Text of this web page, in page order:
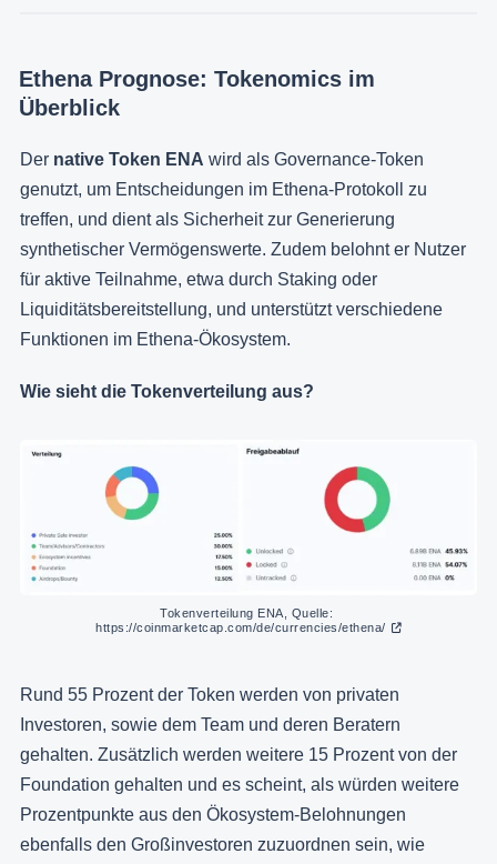
Ethena Prognose: Tokenomics im
Überblick
Der native Token ENA wird als Governance-Token
genutzt, um Entscheidungen im Ethena-Protokoll zu
treffen, und dient als Sicherheit zur Generierung
synthetischer Vermögenswerte. Zudem belohnt er Nutzer
für aktive Teilnahme, etwa durch Staking oder
Liquiditätsbereitstellung, und unterstützt verschiedene
Funktionen im Ethena-Ökosystem.
Wie sieht die Tokenverteilung aus?
https://coinmarketcap.com/de/currencies/ethena/
Rund 55 Prozent der Token werden von privaten
Investoren, sowie dem Team und deren Beratern
gehalten. Zusätzlich werden weitere 15 Prozent von der
Foundation gehalten und es scheint, als würden weitere
Prozentpunkte aus den Ökosystem-Belohnungen
ebenfalls den Großinvestoren zuzuordnen sein, wie